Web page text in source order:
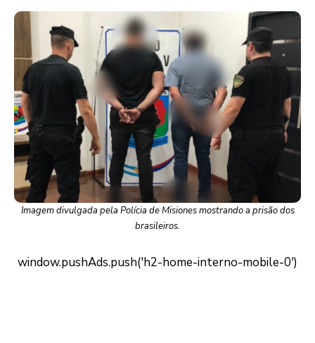
Imagem divulgada pela Polícia de Misiones mostrando a prisão dos
brasileiros.